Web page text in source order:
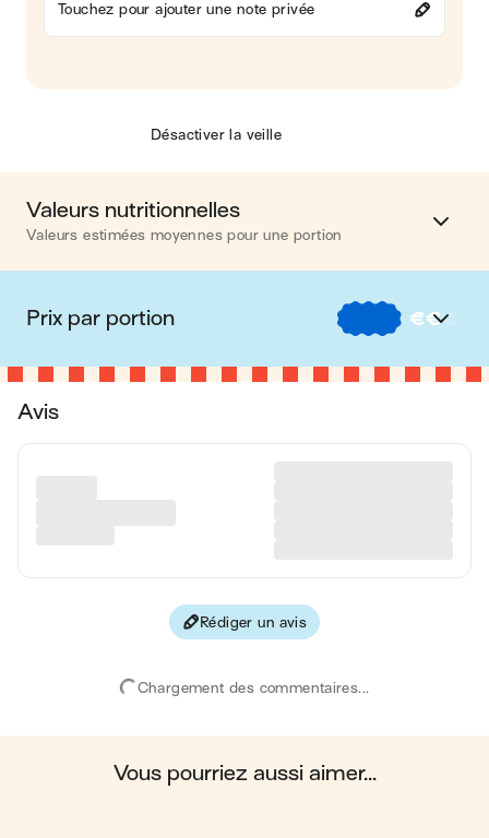
Touchez pour ajouter une note privée
Désactiver la veille
Valeurs nutritionnelles
Valeurs estimées moyennes pour une portion
Calories 646 kcal
Matières grasses 24 g
Glucides 60 g
veuillez consulter un professionnel de la santé.
en moyenne, une portion de la recette "Salade de céréales,
Prix par portion €€€
€ Nos recettes à -2 € par portion
Avis
Rédiger un avis
Chargement des commentaires...
vous pourriez aussi aimer...